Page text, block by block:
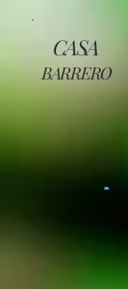
CASA
BARRERO